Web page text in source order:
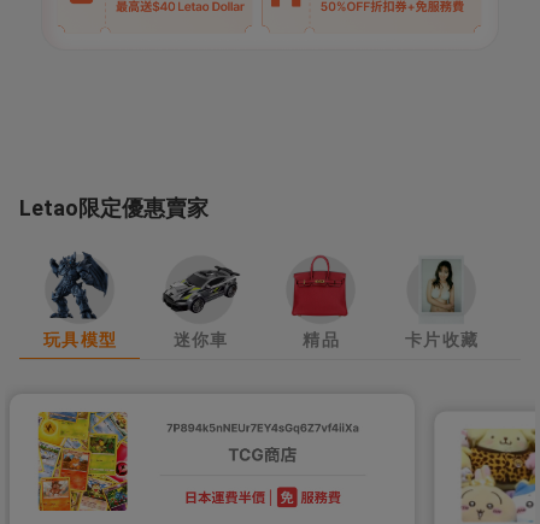
Letao限定優惠賣家
玩具模型 迷你車 精品 卡片收藏